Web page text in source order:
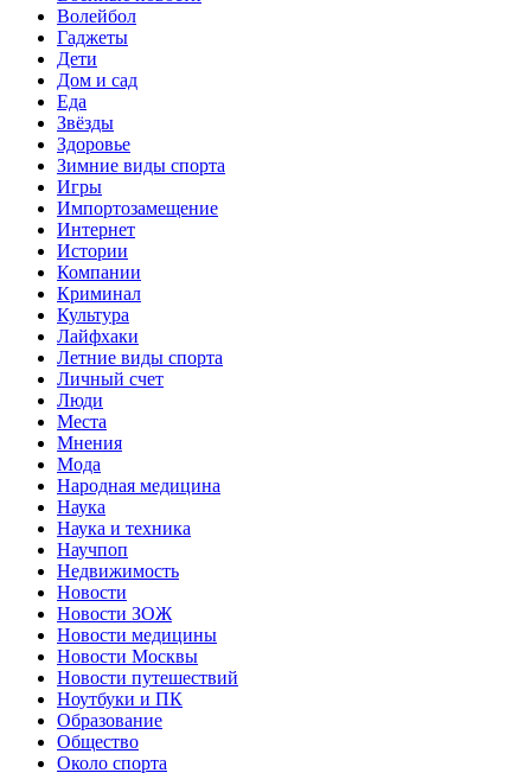
Волейбол
Гаджеты
Дети
Дом и сад
Еда
Звёзды
Здоровье
Зимние виды спорта
Игры
Импортозамещение
Интернет
Истории
Компании
Криминал
Культура
Лайфхаки
Летние виды спорта
Личный счет
Люди
Места
Мнения
Мода
Народная медицина
Наука
Наука и техника
Научпоп
Недвижимость
Новости
Новости ЗОЖ
Новости медицины
Новости Москвы
Новости путешествий
Ноутбуки и ПК
Образование
Общество
Около спорта